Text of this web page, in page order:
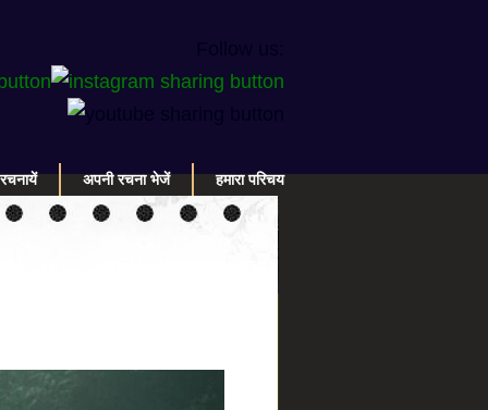
अपनी रचना भेजें हमारा परिचय